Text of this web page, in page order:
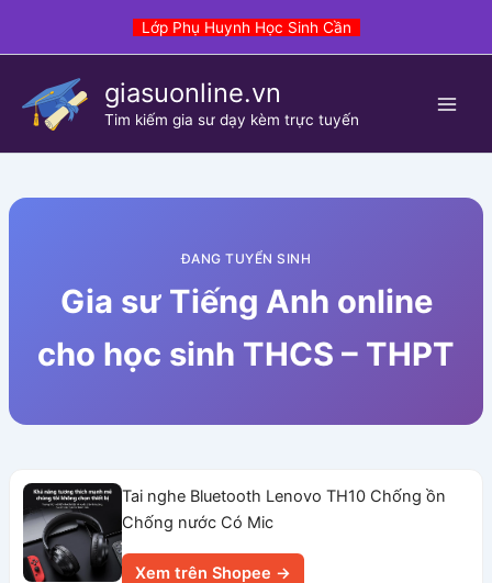
Lớp Phụ Huynh Học Sinh Cần
giasuonline.vn
Tim kiếm gia sư dạy kèm trực tuyến
ĐANG TUYỂN SINH
Gia sư Tiếng Anh online
cho học sinh THCS – THPT
Tai nghe Bluetooth Lenovo TH10 Chống ồn
Chống nước Có Mic
Xem trên Shopee →